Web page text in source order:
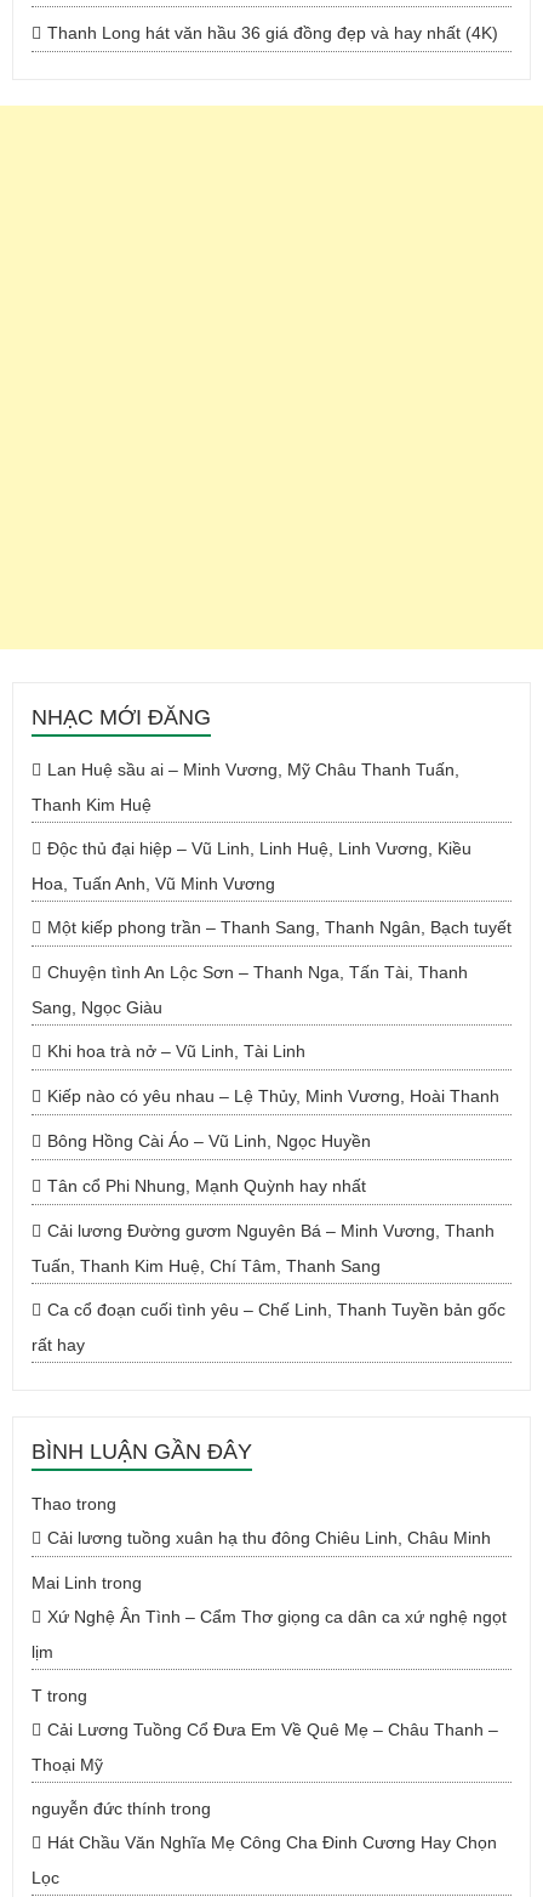
Thanh Long hát văn hầu 36 giá đồng đẹp và hay nhất (4K)
NHẠC MỚI ĐĂNG
Lan Huệ sầu ai – Minh Vương, Mỹ Châu Thanh Tuấn,
Thanh Kim Huệ
Độc thủ đại hiệp – Vũ Linh, Linh Huệ, Linh Vương, Kiều
Hoa, Tuấn Anh, Vũ Minh Vương
Một kiếp phong trần – Thanh Sang, Thanh Ngân, Bạch tuyết
Chuyện tình An Lộc Sơn – Thanh Nga, Tấn Tài, Thanh
Sang, Ngọc Giàu
Khi hoa trà nở – Vũ Linh, Tài Linh
Kiếp nào có yêu nhau – Lệ Thủy, Minh Vương, Hoài Thanh
Bông Hồng Cài Áo – Vũ Linh, Ngọc Huyền
Tân cổ Phi Nhung, Mạnh Quỳnh hay nhất
Cải lương Đường gươm Nguyên Bá – Minh Vương, Thanh
Tuấn, Thanh Kim Huệ, Chí Tâm, Thanh Sang
Ca cổ đoạn cuối tình yêu – Chế Linh, Thanh Tuyền bản gốc
rất hay
BÌNH LUẬN GẦN ĐÂY
Thao trong
Cải lương tuồng xuân hạ thu đông Chiêu Linh, Châu Minh
Mai Linh trong
Xứ Nghệ Ân Tình – Cẩm Thơ giọng ca dân ca xứ nghệ ngọt
lịm
T trong
Cải Lương Tuồng Cổ Đưa Em Về Quê Mẹ – Châu Thanh –
Thoại Mỹ
nguyễn đức thính trong
Hát Chầu Văn Nghĩa Mẹ Công Cha Đinh Cương Hay Chọn
Lọc